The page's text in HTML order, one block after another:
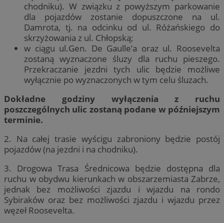
chodniku). W związku z powyższym parkowanie
dla pojazdów zostanie dopuszczone na ul.
Damrota, tj. na odcinku od ul. Różańskiego do
skrzyżowania z ul. Chłopską;
w ciągu ul.Gen. De Gaulle’a oraz ul. Roosevelta
zostaną wyznaczone śluzy dla ruchu pieszego.
Przekraczanie jezdni tych ulic będzie możliwe
wyłącznie po wyznaczonych w tym celu śluzach.
Dokładne godziny wyłączenia z ruchu
poszczególnych ulic zostaną podane w późniejszym
terminie.
2. Na całej trasie wyścigu zabroniony będzie postój
pojazdów (na jezdni i na chodniku).
3. Drogowa Trasa Średnicowa będzie dostępna dla
ruchu w obydwu kierunkach w obszarzemiasta Zabrze,
jednak bez możliwości zjazdu i wjazdu na rondo
Sybiraków oraz bez możliwości zjazdu i wjazdu przez
węzeł Roosevelta.